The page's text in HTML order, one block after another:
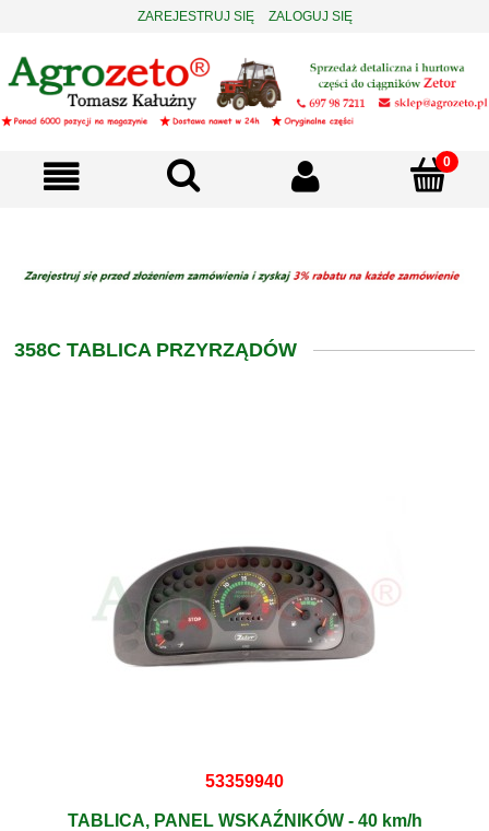
ZAREJESTRUJ SIĘ ZALOGUJ SIĘ
358C TABLICA PRZYRZĄDÓW
53359940
TABLICA, PANEL WSKAŹNIKÓW - 40 km/h